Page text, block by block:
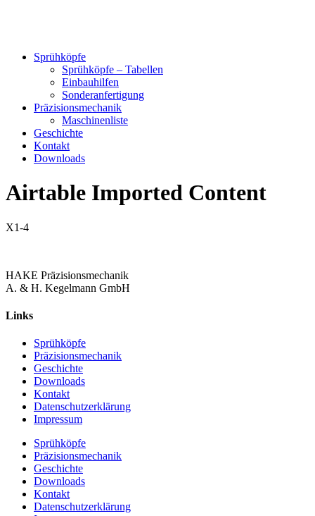
Sprühköpfe
Sprühköpfe – Tabellen
Einbauhilfen
Sonderanfertigung
Präzisionsmechanik
Maschinenliste
Geschichte
Kontakt
Downloads
Airtable Imported Content
X1-4
HAKE Präzisionsmechanik
A. & H. Kegelmann GmbH
Links
Sprühköpfe
Präzisionsmechanik
Geschichte
Downloads
Kontakt
Datenschutzerklärung
Impressum
Sprühköpfe
Präzisionsmechanik
Geschichte
Downloads
Kontakt
Datenschutzerklärung